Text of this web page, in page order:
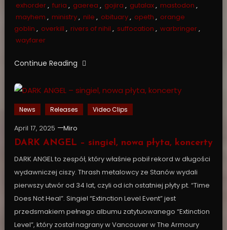
exhorder, furia , gaerea , gojira , gutalax, mastodon ,
mayhem , ministry, nile , obituary, opeth , orange
goblin , overkill , rivers of nihil , suffocation , warbringer,
wayfarer
Continue Reading
News Releases Video Clips
April 17, 2025
Miro
DARK ANGEL – singiel, nowa płyta, koncerty
DARK ANGEL to zespół, który właśnie pobił rekord w długości
wydawniczej ciszy. Thrash metalowcy ze Stanów wydali
pierwszy utwór od 34 lat, czyli od ich ostatniej płyty pt. “Time
Does Not Heal”. Singiel “Extinction Level Event” jest
przedsmakiem pełnego albumu zatytuowanego “Extinction
Level”, który został nagrany w Vancouver w The Armoury